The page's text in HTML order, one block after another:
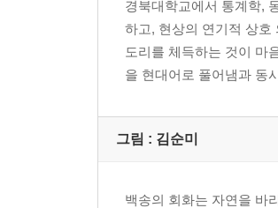
부조리한 세상에 분노가 치밀
끝없는 경쟁 사회에 지쳤을 때
상처 주는 말에 무너지지 않는
아름답고 지혜롭게 나이 드는
경북대학교에서 통계학,
하고, 현상의 연기적 상호
도리를 체득하는 것이 마
을 현대어로 풀어냄과 동
그림 : 김순미
백송의 회화는 자연을 바